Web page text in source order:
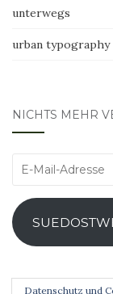
unterwegs
urban typography
NICHTS MEHR
E-
Adresse
Datenschutz und